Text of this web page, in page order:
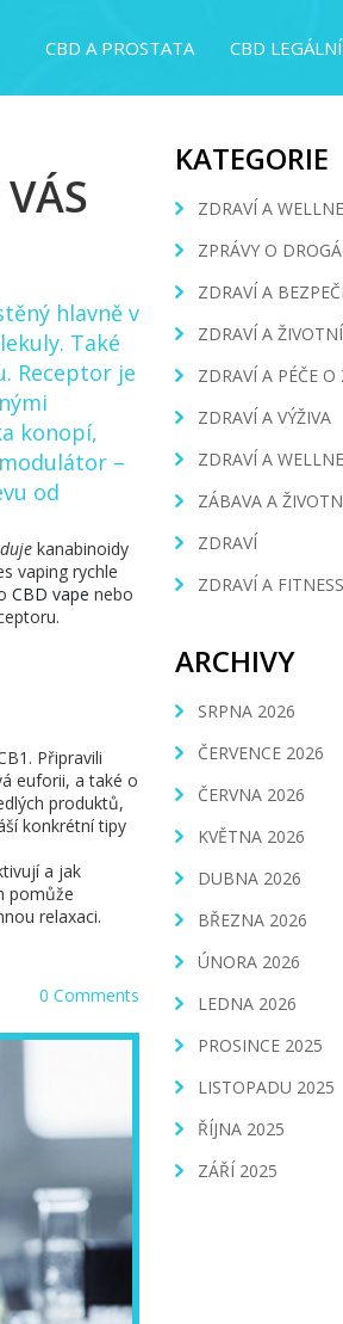
CBD A PROSTATA CBD LEGÁLNÍ
hlavně v
. Také
Receptor je
konopí,
–
od
kanabinoidy
vaping rychle
CBD vape nebo
Připravili
euforii, a také o
produktů,
konkrétní tipy
a jak
pomůže
relaxaci.
0 Comments
KATEGORIE
ZDRAVÍ A
ZPRÁVY O
ZDRAVÍ A
ZDRAVÍ A
ZDRAVÍ A PÉČE O
ZDRAVÍ A VÝŽIVA
ZDRAVÍ A
ZÁBAVA A
ZDRAVÍ
ZDRAVÍ A FITNESS
ARCHIVY
SRPNA 2026
ČERVENCE 2026
ČERVNA 2026
KVĚTNA 2026
DUBNA 2026
BŘEZNA 2026
ÚNORA 2026
LEDNA 2026
PROSINCE 2025
LISTOPADU 2025
ŘÍJNA 2025
ZÁŘÍ 2025